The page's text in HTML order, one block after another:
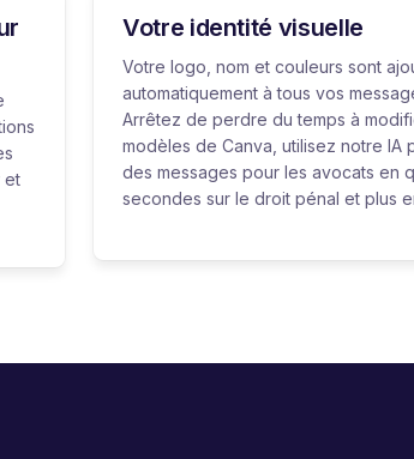
et
Votre identité visuelle
Votre logo, nom et couleurs sont
automatiquement à tous vos
Arrêtez de perdre du temps à
modèles de Canva, utilisez notre IA
des messages pour les avocats en
secondes sur le droit pénal et plus